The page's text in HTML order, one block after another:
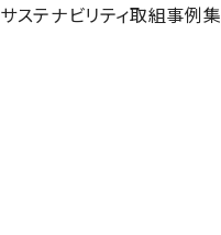
サステナビリティ取組事例集